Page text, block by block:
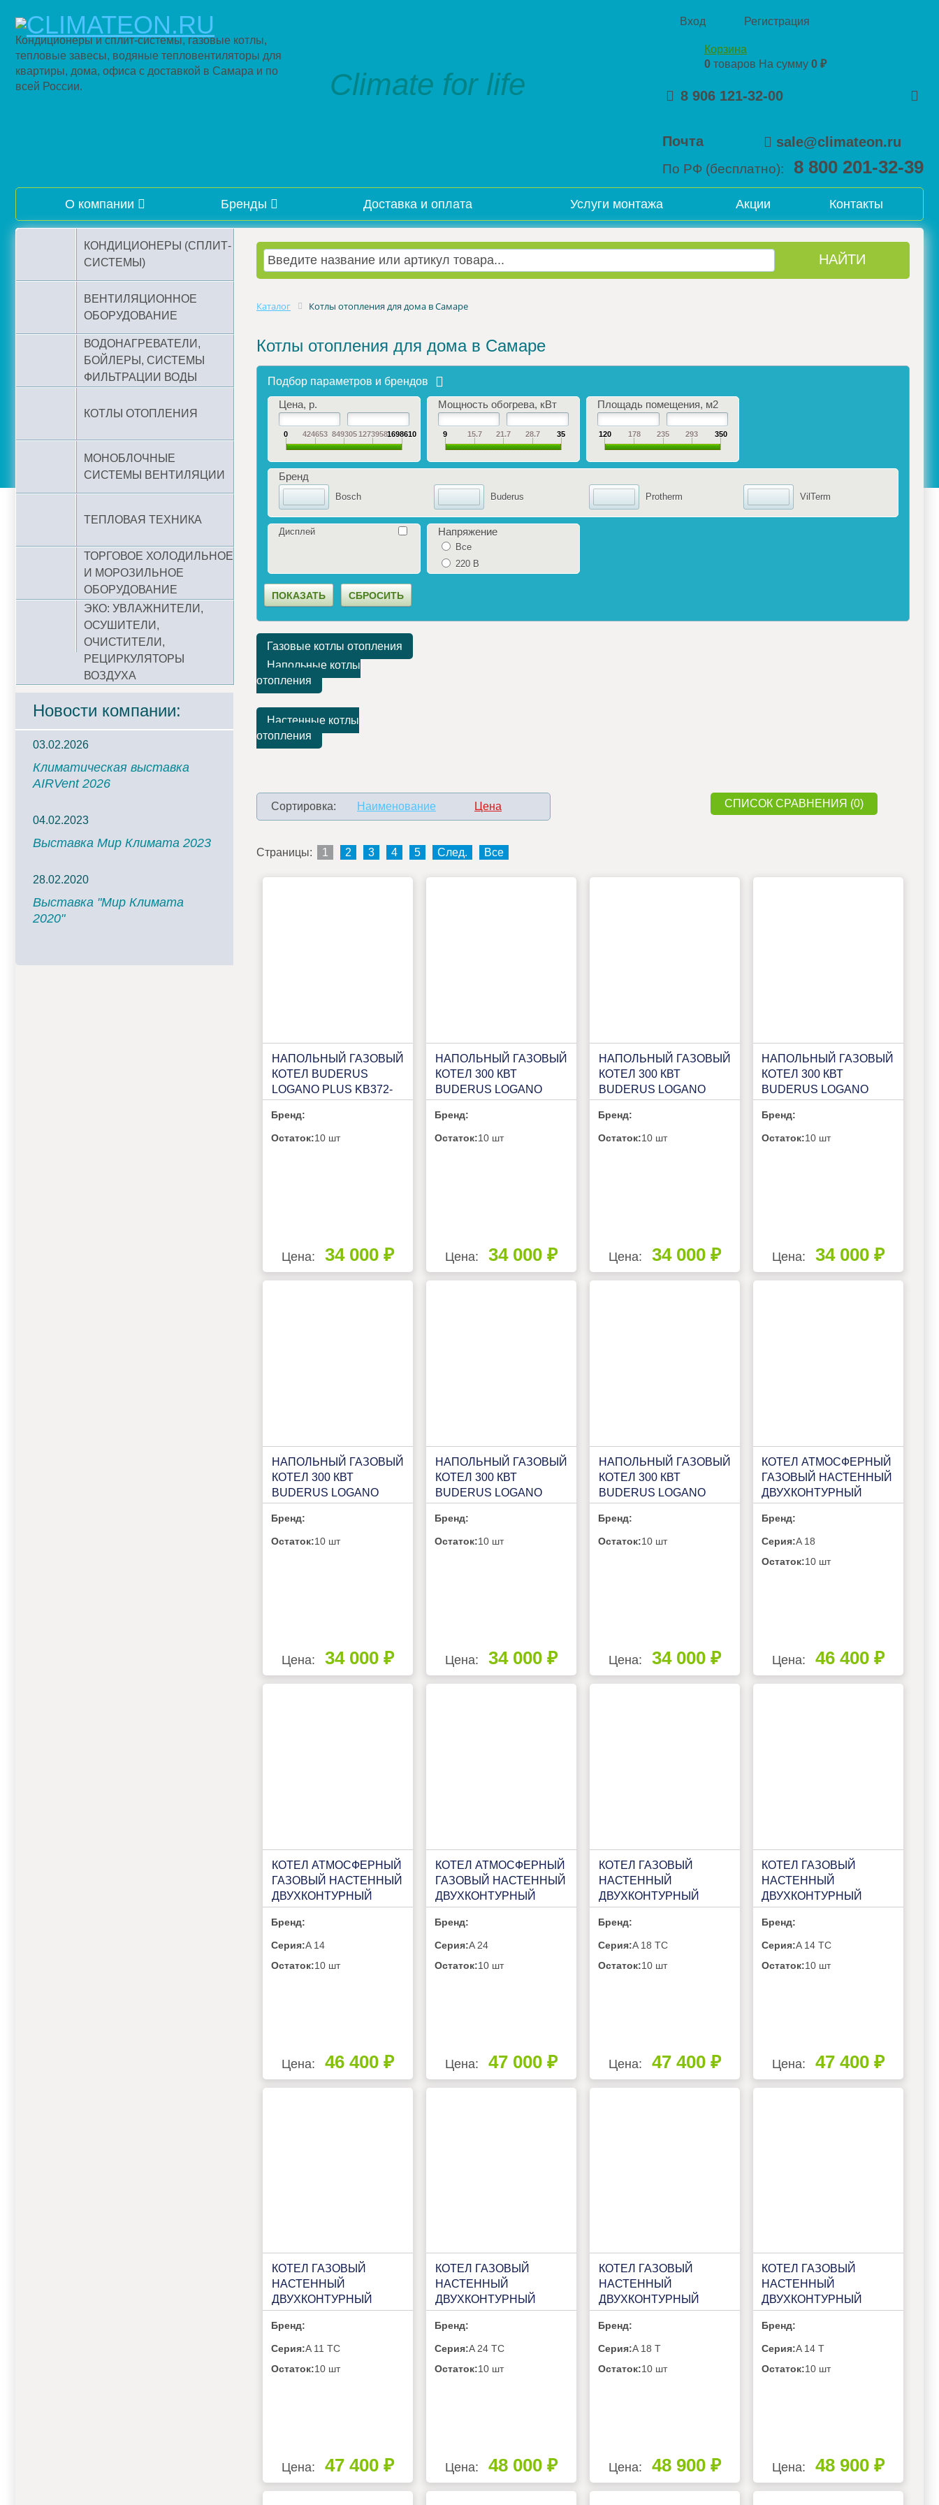
Кондиционеры и сплит-системы, газовые котлы,
тепловые завесы, водяные тепловентиляторы для
квартиры, дома, офиса с доставкой в Самара и по
всей России.
Climate for life
Вход Регистрация
Корзина
0 товаров На сумму 0 ₽
8 906 121-32-00
Почта sale@climateon.ru
По РФ (бесплатно): 8 800 201-32-39
О компании Бренды Доставка и оплата Услуги монтажа Акции Контакты
КОНДИЦИОНЕРЫ (СПЛИТ-
СИСТЕМЫ)
ВЕНТИЛЯЦИОННОЕ
ОБОРУДОВАНИЕ
ВОДОНАГРЕВАТЕЛИ,
БОЙЛЕРЫ, СИСТЕМЫ
ФИЛЬТРАЦИИ ВОДЫ
КОТЛЫ ОТОПЛЕНИЯ
МОНОБЛОЧНЫЕ
СИСТЕМЫ ВЕНТИЛЯЦИИ
ТЕПЛОВАЯ ТЕХНИКА
ТОРГОВОЕ ХОЛОДИЛЬНОЕ
И МОРОЗИЛЬНОЕ
ОБОРУДОВАНИЕ
ЭКО: УВЛАЖНИТЕЛИ,
ОСУШИТЕЛИ,
ОЧИСТИТЕЛИ,
РЕЦИРКУЛЯТОРЫ
ВОЗДУХА
Новости компании:
03.02.2026
Климатическая выставка
AIRVent 2026
04.02.2023
Выставка Мир Климата 2023
28.02.2020
Выставка "Мир Климата
2020"
Каталог Котлы отопления для дома в Самаре
Котлы отопления для дома в Самаре
Подбор параметров и брендов
Цена, р.
0 424653 84930512739581698610
Мощность обогрева, кВт
9 15.7 21.7 28.7 35
Площадь помещения, м2
120 178 235 293 350
Бренд
Bosch Buderus Protherm VilTerm
Дисплей Напряжение
Все
220 В
Газовые котлы отопления
Напольные котлы
отопления
Настенные котлы
отопления
Сортировка: Наименование Цена СПИСОК СРАВНЕНИЯ (0)
Страницы: 1 2 3 4 5 След. Все
НАПОЛЬНЫЙ ГАЗОВЫЙ
КОТЕЛ BUDERUS
LOGANO PLUS KB372-
Бренд:
Остаток:10 шт
Цена: 34 000 ₽
НАПОЛЬНЫЙ ГАЗОВЫЙ
КОТЕЛ 300 КВТ
BUDERUS LOGANO
Бренд:
Остаток:10 шт
Цена: 34 000 ₽
НАПОЛЬНЫЙ ГАЗОВЫЙ
КОТЕЛ 300 КВТ
BUDERUS LOGANO
Бренд:
Остаток:10 шт
Цена: 34 000 ₽
НАПОЛЬНЫЙ ГАЗОВЫЙ
КОТЕЛ 300 КВТ
BUDERUS LOGANO
Бренд:
Остаток:10 шт
Цена: 34 000 ₽
НАПОЛЬНЫЙ ГАЗОВЫЙ
КОТЕЛ 300 КВТ
BUDERUS LOGANO
Бренд:
Остаток:10 шт
Цена: 34 000 ₽
НАПОЛЬНЫЙ ГАЗОВЫЙ
КОТЕЛ 300 КВТ
BUDERUS LOGANO
Бренд:
Остаток:10 шт
Цена: 34 000 ₽
НАПОЛЬНЫЙ ГАЗОВЫЙ
КОТЕЛ 300 КВТ
BUDERUS LOGANO
Бренд:
Остаток:10 шт
Цена: 34 000 ₽
КОТЕЛ АТМОСФЕРНЫЙ
ГАЗОВЫЙ НАСТЕННЫЙ
ДВУХКОНТУРНЫЙ
Бренд:
Серия:A 18
Остаток:10 шт
Цена: 46 400 ₽
КОТЕЛ АТМОСФЕРНЫЙ
ГАЗОВЫЙ НАСТЕННЫЙ
ДВУХКОНТУРНЫЙ
VILTERM A 14
Бренд:
Серия:A 14
Остаток:10 шт
Цена: 46 400 ₽
КОТЕЛ АТМОСФЕРНЫЙ
ГАЗОВЫЙ НАСТЕННЫЙ
ДВУХКОНТУРНЫЙ
VILTERM A 24
Бренд:
Серия:A 24
Остаток:10 шт
Цена: 47 000 ₽
КОТЕЛ ГАЗОВЫЙ
НАСТЕННЫЙ
ДВУХКОНТУРНЫЙ
VILTERM A 18 TC
Бренд:
Серия:A 18 TC
Остаток:10 шт
Цена: 47 400 ₽
КОТЕЛ ГАЗОВЫЙ
НАСТЕННЫЙ
ДВУХКОНТУРНЫЙ
VILTERM A 14 TC
Бренд:
Серия:A 14 TC
Остаток:10 шт
Цена: 47 400 ₽
КОТЕЛ ГАЗОВЫЙ
НАСТЕННЫЙ
ДВУХКОНТУРНЫЙ
VILTERM A 11 TC
Бренд:
Серия:A 11 TC
Остаток:10 шт
Цена: 47 400 ₽
КОТЕЛ ГАЗОВЫЙ
НАСТЕННЫЙ
ДВУХКОНТУРНЫЙ
VILTERM A 24 TC
Бренд:
Серия:A 24 TC
Остаток:10 шт
Цена: 48 000 ₽
КОТЕЛ ГАЗОВЫЙ
НАСТЕННЫЙ
ДВУХКОНТУРНЫЙ
VILTERM A 18 T
Бренд:
Серия:A 18 T
Остаток:10 шт
Цена: 48 900 ₽
КОТЕЛ ГАЗОВЫЙ
НАСТЕННЫЙ
ДВУХКОНТУРНЫЙ
VILTERM A 14 T
Бренд:
Серия:A 14 T
Остаток:10 шт
Цена: 48 900 ₽